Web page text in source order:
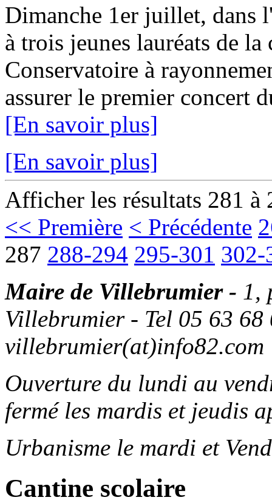
Dimanche 1er juillet, dans
à trois jeunes lauréats de
Conservatoire à
assurer le premier concert
[En savoir plus]
[En savoir plus]
Afficher les résultats 281 à
<< Première < Précédente
287 288-294 295-301 302-
Maire de Villebrumier - 1,
Villebrumier - Tel 05 63
villebrumier(at)info82.com
Ouverture du lundi au
fermé les mardis et jeudis
Urbanisme le mardi et
Cantine scolaire